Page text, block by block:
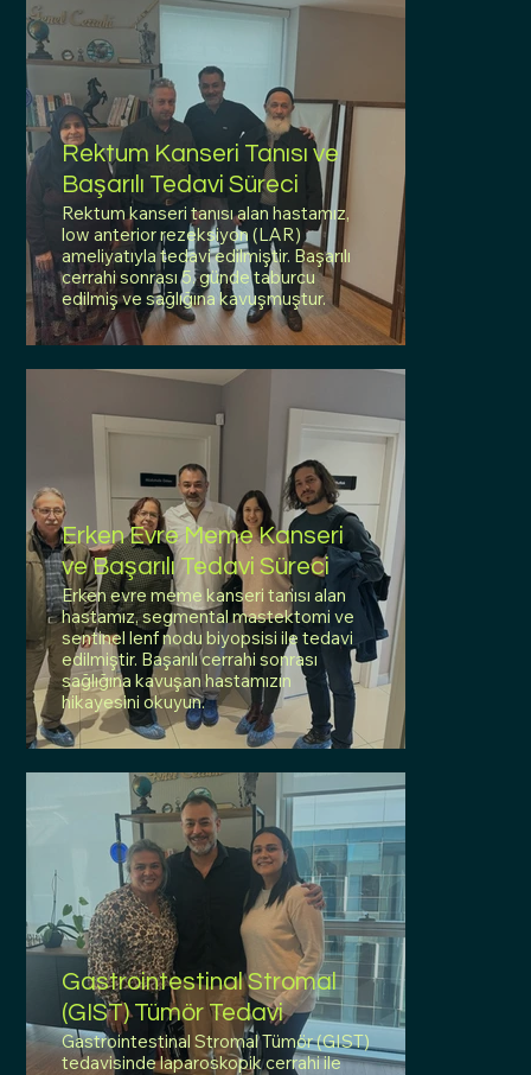
Rektum Kanseri Tanısı ve
Başarılı Tedavi Süreci
Rektum kanseri tanısı alan hastamız,
low anterior rezeksiyon (LAR)
ameliyatıyla tedavi edilmiştir. Başarılı
cerrahi sonrası 5. günde taburcu
edilmiş ve sağlığına kavuşmuştur.
Erken Evre Meme Kanseri
ve Başarılı Tedavi Süreci
Erken evre meme kanseri tanısı alan
hastamız, segmental mastektomi ve
sentinel lenf nodu biyopsisi ile tedavi
edilmiştir. Başarılı cerrahi sonrası
sağlığına kavuşan hastamızın
hikayesini okuyun.
Gastrointestinal Stromal
(GIST) Tümör Tedavi
Gastrointestinal Stromal Tümör (GIST)
tedavisinde laparoskopik cerrahi ile